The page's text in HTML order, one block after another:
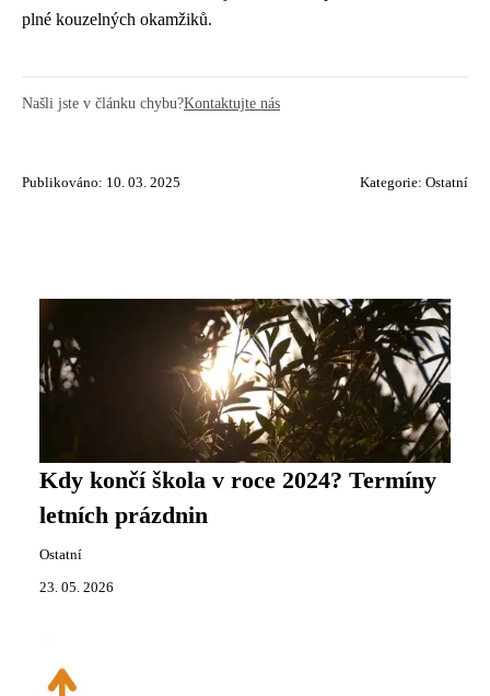
plné kouzelných okamžiků.
Našli jste v článku chybu?Kontaktujte nás
Publikováno: 10. 03. 2025 Kategorie: Ostatní
Kdy končí škola v roce 2024? Termíny
letních prázdnin
Ostatní
23. 05. 2026